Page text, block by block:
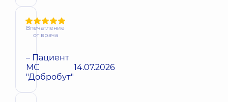
Впечатление
от врача
– Пациент
МС
"Добробут"
14.07.2026